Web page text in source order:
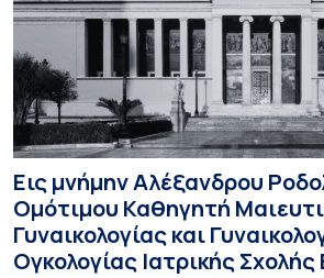
Εις μνήμην Αλέξανδρου
Ομότιμου Καθηγητή
Γυναικολογίας και
Ογκολογίας Ιατρικής